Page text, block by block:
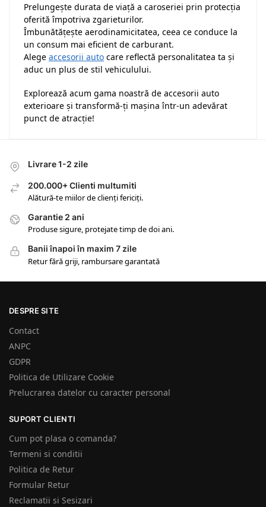
Prelungește durata de viață a caroseriei prin protecția
oferită împotriva zgarieturilor.
Îmbunătățește aerodinamicitatea, ceea ce conduce la
un consum mai eficient de carburant.
Alege accesorii auto care reflectă personalitatea ta și
aduc un plus de stil vehiculului.
Explorează acum gama noastră de accesorii auto
exterioare și transformă-ți mașina într-un adevărat
punct de atracție!
Livrare 1-2 zile
200.000+ Clienti multumiti
Alătură-te miilor de clienți fericiți.
Garantie 2 ani
Produse sigure, protejate timp de doi ani.
Banii înapoi în maxim 7 zile
Retur fără griji, rambursare garantată
DESPRE SITE
Contact
ANPC
GDPR
Politica de Utilizare Cookie
Prelucrarea datelor cu caracter personal
SUPORT CLIENTI
Cum pot plasa o comanda?
Termeni si conditii
Politica de Retur
Formular Retur
Reclamatii si Sesizari